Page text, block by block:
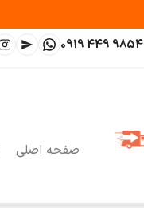
0919 449 9854
صفحه اصلی